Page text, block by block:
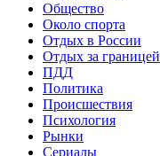
Общество
Около спорта
Отдых в России
Отдых за границей
ПДД
Политика
Происшествия
Психология
Рынки
Сериалы